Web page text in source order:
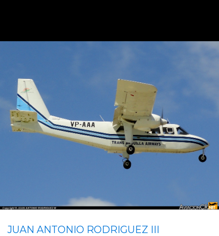
JUAN ANTONIO RODRIGUEZ III